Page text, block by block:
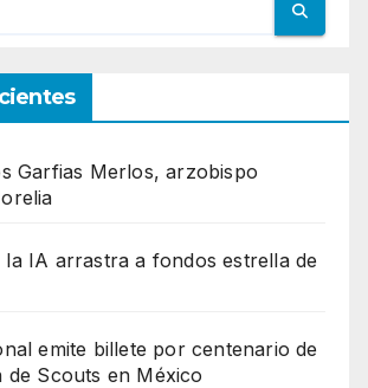
Garfias Merlos, arzobispo
la IA arrastra a fondos estrella de
emite billete por centenario de
de Scouts en México